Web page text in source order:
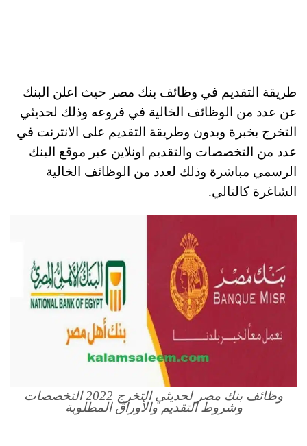
طريقة التقديم في وظائف بنك مصر حيث اعلن البنك
عن عدد من الوظائف الخالية في فروعه وذلك لحديثي
التخرج بخبرة وبدون وطريقة التقديم على الانترنت في
عدد من التخصصات والتقديم اونلاين عبر موقع البنك
الرسمي مباشرة وذلك لعدد من الوظائف الخالية
الشاغرة كالتالي.
وظائف بنك مصر لحديثي التخرج 2022 التخصصات
وشروط التقديم والأوراق المطلوبة